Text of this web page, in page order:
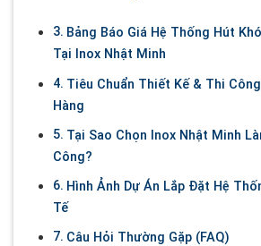
Bảng Báo Giá Hệ Thống Hút
Tại Inox Nhật Minh
Tiêu Chuẩn Thiết Kế & Thi
Hàng
Tại Sao Chọn Inox Nhật Minh
Công?
Hình Ảnh Dự Án Lắp Đặt Hệ
Tế
Câu Hỏi Thường Gặp (FAQ)